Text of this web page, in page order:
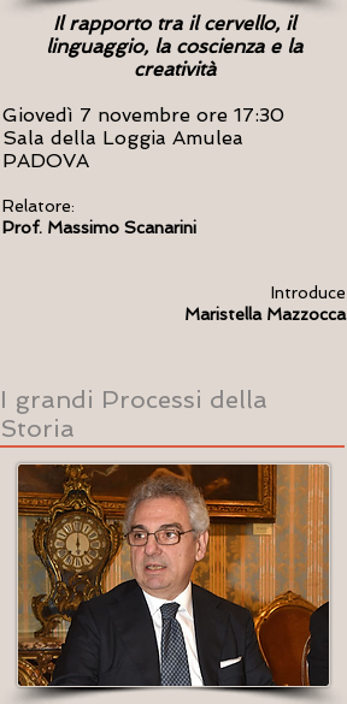
Il rapporto tra il cervello, il
linguaggio, la coscienza e la
creatività
Giovedì 7 novembre ore 17:30
Sala della Loggia Amulea
PADOVA
Relatore:
Prof. Massimo Scanarini
Introduce
Maristella Mazzocca
I grandi Processi della
Storia